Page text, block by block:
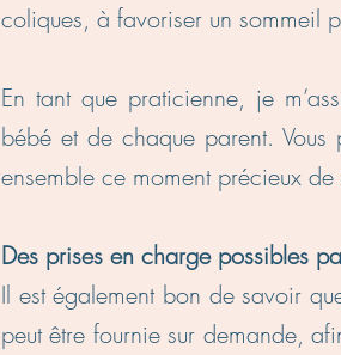
coliques, à favoriser un sommeil
En tant que praticienne, je
bébé et de chaque parent.
ensemble ce moment précieux
Des prises en charge possibles
Il est également bon de savoir
peut être fournie sur demande,